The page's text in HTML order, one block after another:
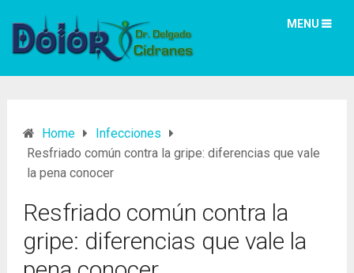
MENU
Home
Infecciones
Resfriado común contra la gripe: diferencias que vale
la pena conocer
Resfriado común contra la
gripe: diferencias que vale la